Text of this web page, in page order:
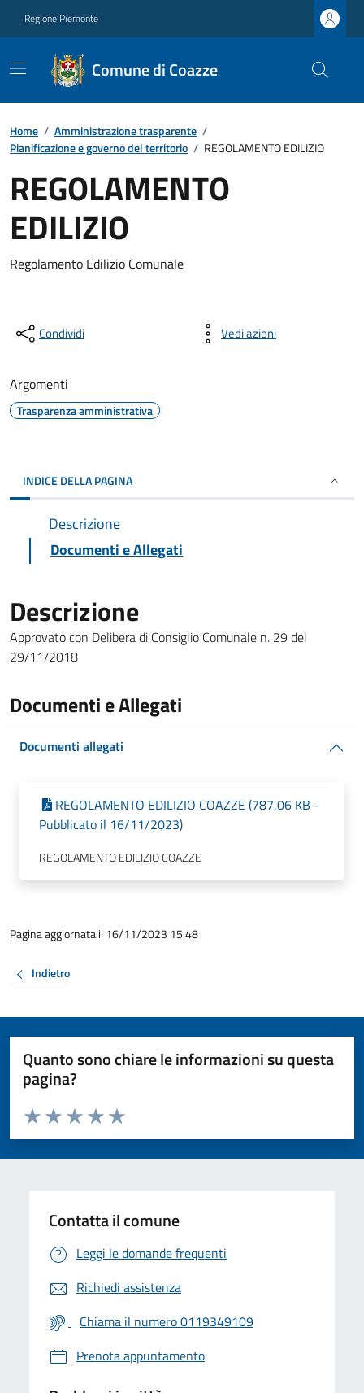
Regione Piemonte
Comune di Coazze
Home / Amministrazione trasparente /
Pianificazione e governo del territorio / REGOLAMENTO EDILIZIO
REGOLAMENTO
EDILIZIO
Regolamento Edilizio Comunale
Condividi Vedi azioni
Argomenti
Trasparenza amministrativa
INDICE DELLA PAGINA
Descrizione
Documenti e Allegati
Descrizione
Approvato con Delibera di Consiglio Comunale n. 29 del
29/11/2018
Documenti e Allegati
Documenti allegati
REGOLAMENTO EDILIZIO COAZZE (787,06 KB -
Pubblicato il 16/11/2023)
REGOLAMENTO EDILIZIO COAZZE
Pagina aggiornata il 16/11/2023 15:48
Indietro
Quanto sono chiare le informazioni su questa
pagina?
Valuta da 1 a 5 stelle la pagina
Valuta 5 stelle su 5
Valuta 4 stelle su 5
Valuta 3 stelle su 5
Valuta 2 stelle su 5
Valuta 1 stelle su 5
Contatta il comune
Leggi le domande frequenti
Richiedi assistenza
Chiama il numero 0119349109
Prenota appuntamento